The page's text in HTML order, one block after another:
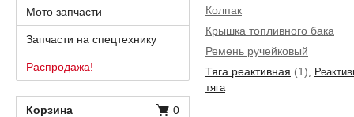
Колпак
Крышка топливного бака
Ремень ручейковый
Тяга реактивная (1),
тяга
Мото запчасти
Запчасти на спецтехнику
Распродажа!
Корзина 0